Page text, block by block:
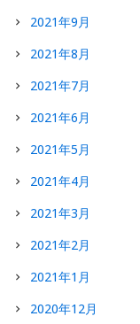
2021年9月
2021年8月
2021年7月
2021年6月
2021年5月
2021年4月
2021年3月
2021年2月
2021年1月
2020年12月